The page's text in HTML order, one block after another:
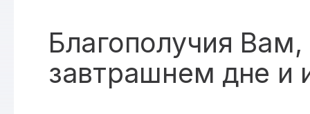
Благополучия
завтрашнем дне и